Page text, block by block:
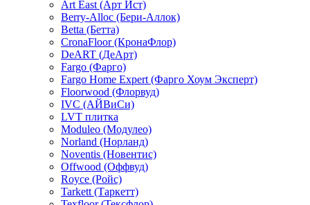
Art East (Арт Ист)
Berry-Alloc (Бери-Аллок)
Betta (Бетта)
CronaFloor (КронаФлор)
DeART (ДеАрт)
Fargo (Фарго)
Fargo Home Expert (Фарго Хоум Эксперт)
Floorwood (Флорвуд)
IVC (АЙВиСи)
LVT плитка
Moduleo (Модулео)
Norland (Норланд)
Noventis (Новентис)
Offwood (Оффвуд)
Royce (Ройс)
Tarkett (Таркетт)